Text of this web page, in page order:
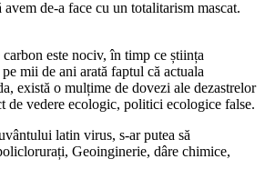
de-a face cu un totalitarism mascat.
este nociv, în timp ce știința
mii de ani arată faptul că actuala
există o mulțime de dovezi ale dezastrelor
de vedere ecologic, politici ecologice false.
latin virus, s-ar putea să
Geoinginerie, dâre chimice,